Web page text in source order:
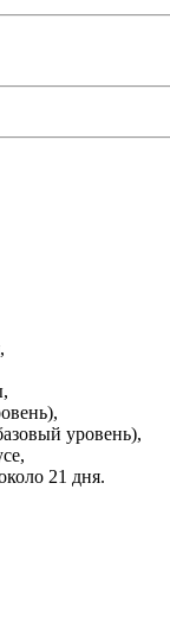
уровень),
21 дня.